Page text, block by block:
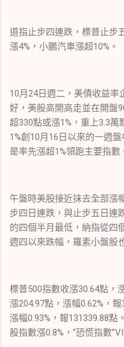
道指止步四連跌，標普止步
漲4%，小鵬汽車漲超10%。
10月24日週二，美債收益率
好，美股高開高走並在開盤
超330點或漲1%，重上3.3
1%創10月16日以來的一週
是率先漲超1%領跑主要指數
午盤時美股接近抹去全部漲
步四日連跌，與止步五日連
的四個半月最低，納指從四
週四以來跌幅，羅素小盤股
標普500指數收漲30.64點，
漲204.97點，漲幅0.62%，
漲幅0.93%，報131339.88點
股指數漲0.8%，“恐慌指數